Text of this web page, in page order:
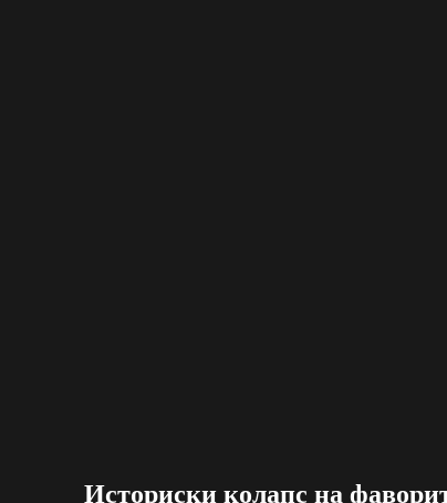
Историски колапс на